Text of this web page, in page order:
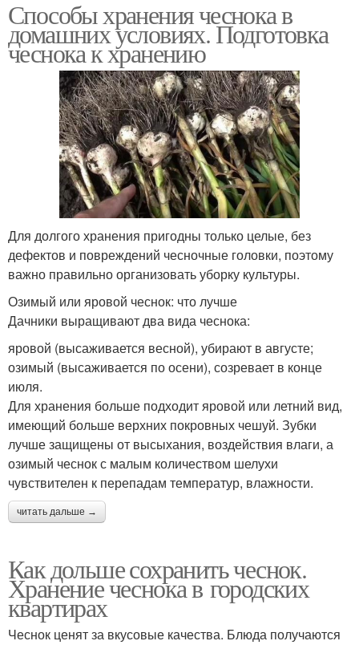
Способы хранения чеснока в
домашних условиях. Подготовка
чеснока к хранению
Для долгого хранения пригодны только целые, без
дефектов и повреждений чесночные головки, поэтому
важно правильно организовать уборку культуры.
Озимый или яровой чеснок: что лучше
Дачники выращивают два вида чеснока:
яровой (высаживается весной), убирают в августе;
озимый (высаживается по осени), созревает в конце
июля.
Для хранения больше подходит яровой или летний вид,
имеющий больше верхних покровных чешуй. Зубки
лучше защищены от высыхания, воздействия влаги, а
озимый чеснок с малым количеством шелухи
чувствителен к перепадам температур, влажности.
читать дальше →
Как дольше сохранить чеснок.
Хранение чеснока в городских
квартирах
Чеснок ценят за вкусовые качества. Блюда получаются